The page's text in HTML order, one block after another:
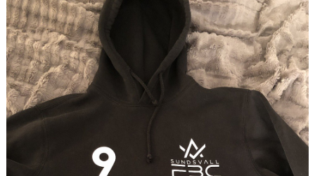
DOKUMENT
BILDGALLERI
KONTAKT
BETALNINGSINFORMATION